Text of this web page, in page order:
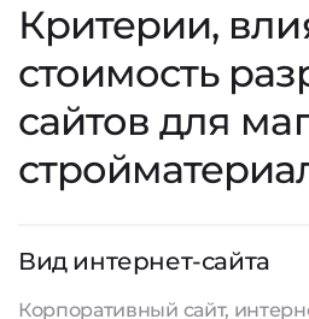
Критерии,
стоимость
сайтов для
Вид интернет-сайта
Корпоративный сайт,